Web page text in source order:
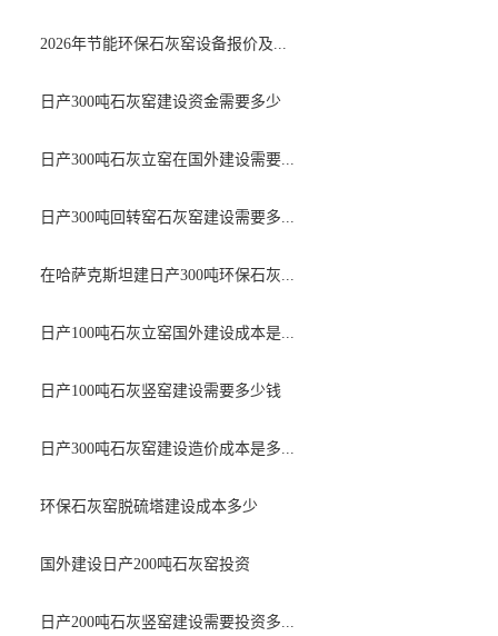
2026年节能环保石灰窑设备报价及...
日产300吨石灰窑建设资金需要多少
日产300吨石灰立窑在国外建设需要...
日产300吨回转窑石灰窑建设需要多...
在哈萨克斯坦建日产300吨环保石灰...
日产100吨石灰立窑国外建设成本是...
日产100吨石灰竖窑建设需要多少钱
日产300吨石灰窑建设造价成本是多...
环保石灰窑脱硫塔建设成本多少
国外建设日产200吨石灰窑投资
日产200吨石灰竖窑建设需要投资多...